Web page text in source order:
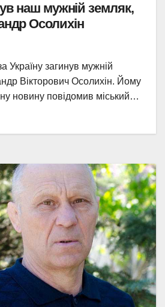
наш мужній земляк,
Осолихін
Україну загинув мужній
Вікторович Осолихін. Йому
новину повідомив міський…